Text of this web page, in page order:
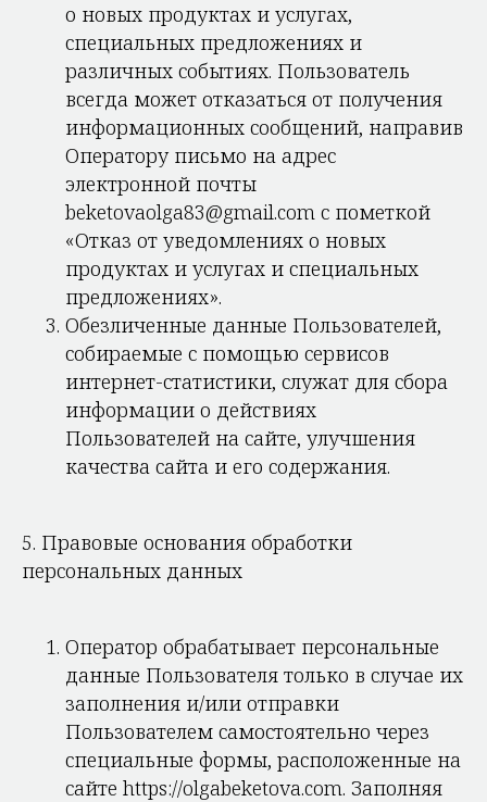
о новых продуктах и услугах,
специальных предложениях и
различных событиях. Пользователь
всегда может отказаться от получения
информационных сообщений, направив
Оператору письмо на адрес
электронной почты
beketovaolga83@gmail.com с пометкой
«Отказ от уведомлениях о новых
продуктах и услугах и специальных
предложениях».
Обезличенные данные Пользователей,
собираемые с помощью сервисов
интернет-статистики, служат для сбора
информации о действиях
Пользователей на сайте, улучшения
качества сайта и его содержания.
5. Правовые основания обработки
персональных данных
Оператор обрабатывает персональные
данные Пользователя только в случае их
заполнения и/или отправки
Пользователем самостоятельно через
специальные формы, расположенные на
сайте https://olgabeketova.com. Заполняя